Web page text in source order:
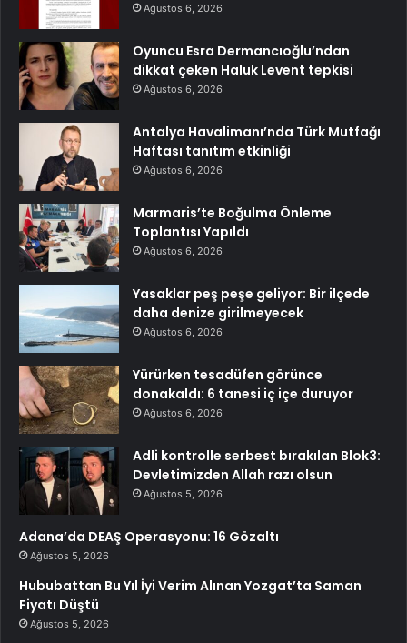
Ağustos 6, 2026
Oyuncu Esra Dermancıoğlu’ndan
dikkat çeken Haluk Levent tepkisi
Ağustos 6, 2026
Antalya Havalimanı’nda Türk Mutfağı
Haftası tanıtım etkinliği
Ağustos 6, 2026
Marmaris’te Boğulma Önleme
Toplantısı Yapıldı
Ağustos 6, 2026
Yasaklar peş peşe geliyor: Bir ilçede
daha denize girilmeyecek
Ağustos 6, 2026
Yürürken tesadüfen görünce
donakaldı: 6 tanesi iç içe duruyor
Ağustos 6, 2026
Adli kontrolle serbest bırakılan Blok3:
Devletimizden Allah razı olsun
Ağustos 5, 2026
Adana’da DEAŞ Operasyonu: 16 Gözaltı
Ağustos 5, 2026
Hububattan Bu Yıl İyi Verim Alınan Yozgat’ta Saman
Fiyatı Düştü
Ağustos 5, 2026